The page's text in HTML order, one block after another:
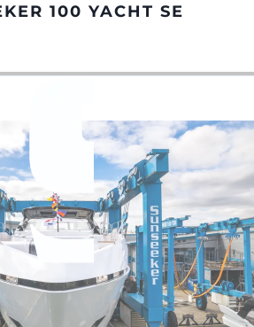
HÉRITAGE
100 YACHT SE